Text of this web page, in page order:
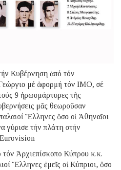
Κυβέρνηση ἀπό τόν
μέ ἀφορμή τόν ΙΜΟ, σέ
9 ἡρωομάρτυρες τῆς
μᾶς θεωροῦσαν
Ἕλληνες ὅσο οἱ Ἀθηναῖοι
γύρισε τήν πλάτη στήν
Ἀρχιεπίσκοπο Κύπρου κ.κ.
Ἕλληνες ἐμεῖς οἱ Κύπριοι, ὅσο